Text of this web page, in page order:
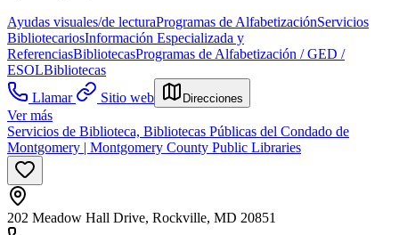
Ayudas visuales/de lecturaProgramas de AlfabetizaciónServicios
BibliotecariosInformación Especializada y
ReferenciasBibliotecasProgramas de Alfabetización / GED /
ESOLBibliotecas
Llamar
Sitio web Direcciones
Ver más
Servicios de Biblioteca, Bibliotecas Públicas del Condado de
Montgomery | Montgomery County Public Libraries
202 Meadow Hall Drive, Rockville, MD 20851